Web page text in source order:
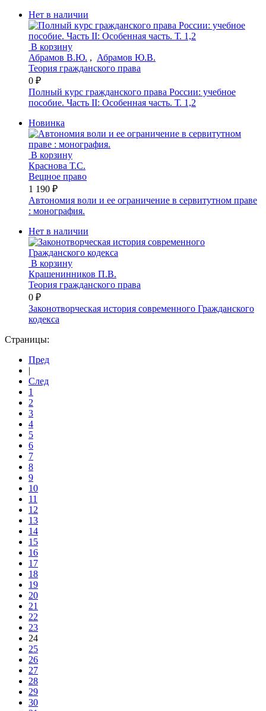
Нет в наличии
В корзину
Абрамов В.Ю. , Абрамов Ю.В.
Теория гражданского права
0 ₽
Полный курс гражданского права России: учебное
пособие. Часть II: Особенная часть. Т. 1,2
Новинка
В корзину
Краснова Т.С.
Вещное право
1 190 ₽
Автономия воли и ее ограничение в сервитутном праве
: монография.
Нет в наличии
В корзину
Крашенинников П.В.
Теория гражданского права
0 ₽
Законотворческая история современного Гражданского
кодекса
Страницы:
Пред
|
След
1
2
3
4
5
6
7
8
9
10
11
12
13
14
15
16
17
18
19
20
21
22
23
24
25
26
27
28
29
30